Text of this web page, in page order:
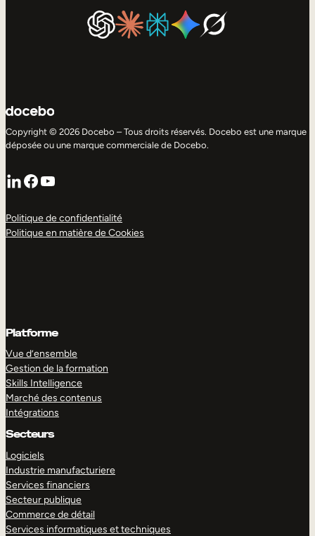
Copyright © 2026 Docebo – Tous droits réservés. Docebo est une marque
déposée ou une marque commerciale de Docebo.
LinkedIn
Facebook
YouTube
Politique de confidentialité
Politique en matière de Cookies
Platforme
Vue d’ensemble
Gestion de la formation
Skills Intelligence
Marché des contenus
Intégrations
Secteurs
Logiciels
Industrie manufacturiere
Services financiers
Secteur publique
Commerce de détail
Services informatiques et techniques